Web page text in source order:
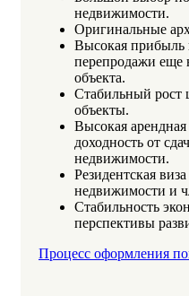
недвижимости.
Оригинальные
Высокая прибыль
перепродажи еще
объекта.
Стабильный рост
объекты.
Высокая
доходность от
недвижимости.
Резидентская
недвижимости и
Стабильность
перспективы
Процесс оформления